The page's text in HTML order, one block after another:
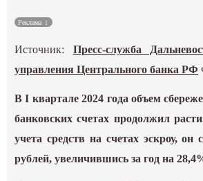
Спецпроекты
Реклама
Источник: Пресс-служба
управления Центрального банка РФ
В I квартале 2024 года объем
банковских счетах продолжил
учета средств на счетах эскроу, он
рублей, увеличившись за год на